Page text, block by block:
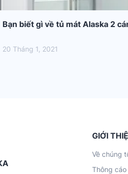
Bạn biết gì về tủ mát Alaska 2
20 Tháng 1, 2021
GIỚI
Về chúng
Thông